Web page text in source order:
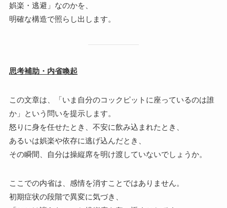
娯楽・逃避」なのかを、
明確な構造で照らし出します。
思考補助・内省喚起
この文章は、「いま自分のコックピットに座っているのは誰
か」という問いを提示します。
怒りに身を任せたとき、不安に飲み込まれたとき、
あるいは娯楽や依存に逃げ込んだとき、
その瞬間、自分は操縦席を明け渡していないでしょうか。
ここでの内省は、感情を消すことではありません。
初期症状の段階で異変に気づき、